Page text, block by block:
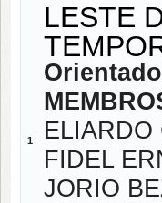
1
LESTE
ELIARDO
FIDEL
JORIO